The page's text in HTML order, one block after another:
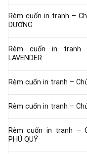
Rèm cuốn in tranh –
DƯƠNG
Rèm cuốn in tranh
LAVENDER
Rèm cuốn in tranh –
Rèm cuốn in tranh –
Rèm cuốn in tranh –
PHÚ QUÝ